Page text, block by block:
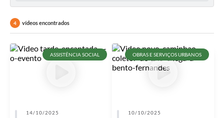
4 vídeos encontrados
ASSISTÊNCIA SOCIAL
14/10/2025
OBRAS E SERVIÇOS URBANOS
10/10/2025